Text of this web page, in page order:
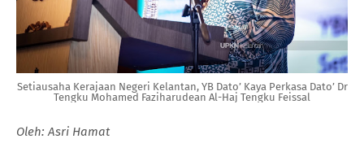
Setiausaha Kerajaan Negeri Kelantan, YB Dato’ Kaya Perkasa Dato’ Dr
Tengku Mohamed Faziharudean Al-Haj Tengku Feissal
Oleh: Asri Hamat